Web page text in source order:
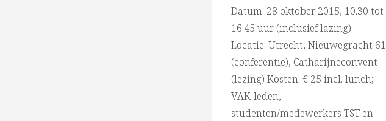
Datum: 28 oktober 2015, 10.30 tot
16.45 uur (inclusief lazing)
Locatie: Utrecht, Nieuwegracht 61
(conferentie), Catharijneconvent
(lezing) Kosten: € 25 incl. lunch;
VAK-leden,
studenten/medewerkers TST en